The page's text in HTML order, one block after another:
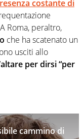
costante di
Roma, peraltro,
che ha scatenato un
usciti allo
per dirsi “per
cammino di